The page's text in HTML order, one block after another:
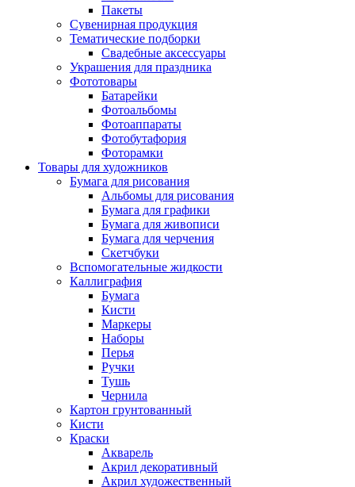
Пакеты
Сувенирная продукция
Тематические подборки
Свадебные аксессуары
Украшения для праздника
Фототовары
Батарейки
Фотоальбомы
Фотоаппараты
Фотобутафория
Фоторамки
Товары для художников
Бумага для рисования
Альбомы для рисования
Бумага для графики
Бумага для живописи
Бумага для черчения
Скетчбуки
Вспомогательные жидкости
Каллиграфия
Бумага
Кисти
Маркеры
Наборы
Перья
Ручки
Тушь
Чернила
Картон грунтованный
Кисти
Краски
Акварель
Акрил декоративный
Акрил художественный